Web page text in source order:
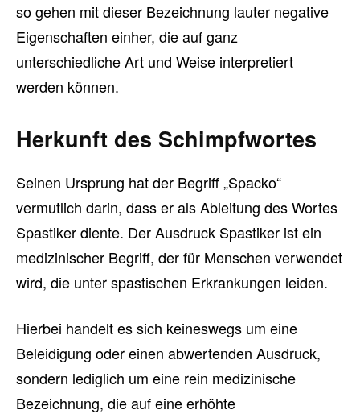
so gehen mit dieser Bezeichnung lauter negative
Eigenschaften einher, die auf ganz
unterschiedliche Art und Weise interpretiert
werden können.
Herkunft des Schimpfwortes
Seinen Ursprung hat der Begriff „Spacko“
vermutlich darin, dass er als Ableitung des Wortes
Spastiker diente. Der Ausdruck Spastiker ist ein
medizinischer Begriff, der für Menschen verwendet
wird, die unter spastischen Erkrankungen leiden.
Hierbei handelt es sich keineswegs um eine
Beleidigung oder einen abwertenden Ausdruck,
sondern lediglich um eine rein medizinische
Bezeichnung, die auf eine erhöhte